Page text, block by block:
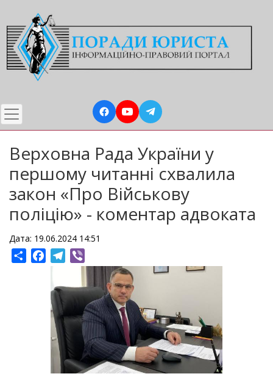
до
основного
вмісту
Верховна Рада України у
першому читанні схвалила
закон «Про Військову
поліцію» - коментар адвоката
Дата: 19.06.2024 14:51
ShareFacebookTelegram